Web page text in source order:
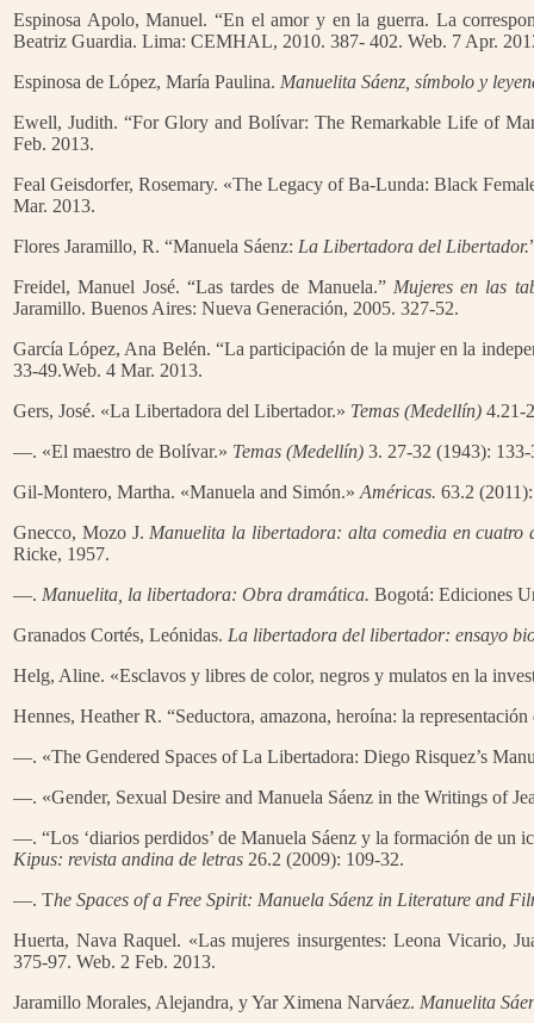
Espinosa Apolo, Manuel. “En el amor y en la guerra. La
Beatriz Guardia. Lima: CEMHAL, 2010. 387- 402. Web. 7 Apr.
Espinosa de López, María Paulina. Manuelita Sáenz, símbolo y
Ewell, Judith. “For Glory and Bolívar: The Remarkable Life of
Feb. 2013.
Feal Geisdorfer, Rosemary. «The Legacy of Ba-Lunda: Black
Mar. 2013.
Flores Jaramillo, R. “Manuela Sáenz: La Libertadora del Libertador.
Freidel, Manuel José. “Las tardes de Manuela.” Mujeres en las
Jaramillo. Buenos Aires: Nueva Generación, 2005. 327-52.
García López, Ana Belén. “La participación de la mujer en la
33-49.Web. 4 Mar. 2013.
Gers, José. «La Libertadora del Libertador.» Temas (Medellín) 4.21-
—. «El maestro de Bolívar.» Temas (Medellín) 3. 27-32 (1943):
Gil-Montero, Martha. «Manuela and Simón.» Américas. 63.2
Gnecco, Mozo J. Manuelita la libertadora: alta comedia en cuatro
Ricke, 1957.
—. Manuelita, la libertadora: Obra dramática. Bogotá: Ediciones
Granados Cortés, Leónidas. La libertadora del libertador: ensayo
Helg, Aline. «Esclavos y libres de color, negros y mulatos en la
Hennes, Heather R. “Seductora, amazona, heroína: la
—. «The Gendered Spaces of La Libertadora: Diego Risquez’s
—. «Gender, Sexual Desire and Manuela Sáenz in the Writings of
—. “Los ‘diarios perdidos’ de Manuela Sáenz y la formación de un
Kipus: revista andina de letras 26.2 (2009): 109-32.
—. The Spaces of a Free Spirit: Manuela Sáenz in Literature and
Huerta, Nava Raquel. «Las mujeres insurgentes: Leona Vicario,
375-97. Web. 2 Feb. 2013.
Jaramillo Morales, Alejandra, y Yar Ximena Narváez. Manuelita